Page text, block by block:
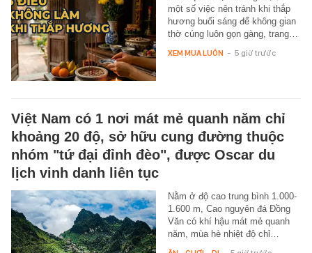
một số việc nên tránh khi thắp
hương buổi sáng để không gian
thờ cúng luôn gọn gàng, trang…
XEM MUA LUÔN - 5 giờ trước
Việt Nam có 1 nơi mát mẻ quanh năm chỉ
khoảng 20 độ, sở hữu cung đường thuộc
nhóm "tứ đại đỉnh đèo", được Oscar du
lịch vinh danh liên tục
Nằm ở độ cao trung bình 1.000-
1.600 m, Cao nguyên đá Đồng
Văn có khí hậu mát mẻ quanh
năm, mùa hè nhiệt độ chỉ…